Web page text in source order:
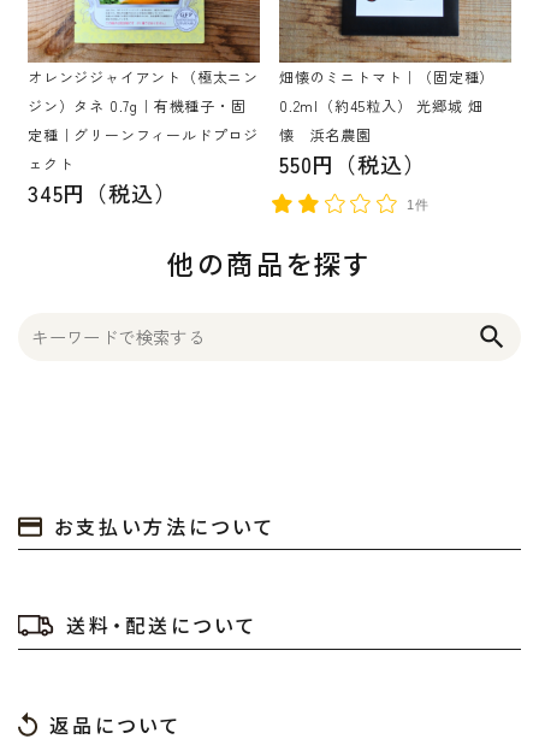
オレンジジャイアント（極太ニン
ジン）タネ 0.7g｜有機種子・固
定種｜グリーンフィールドプロジ
ェクト
345円（税込）
畑懐のミニトマト｜（固定種）
0.2ml（約45粒入） 光郷城 畑
懐 浜名農園
550円（税込）
1件
他の商品を探す
search
お支払い方法について
送料・配送について
返品について